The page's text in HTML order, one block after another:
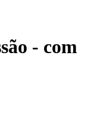
- com